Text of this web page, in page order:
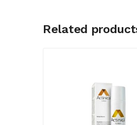
Related